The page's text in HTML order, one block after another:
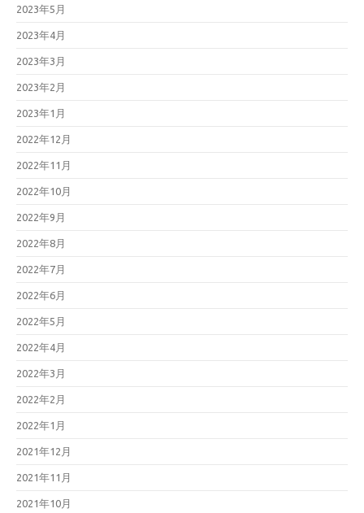
2023年5月
2023年4月
2023年3月
2023年2月
2023年1月
2022年12月
2022年11月
2022年10月
2022年9月
2022年8月
2022年7月
2022年6月
2022年5月
2022年4月
2022年3月
2022年2月
2022年1月
2021年12月
2021年11月
2021年10月